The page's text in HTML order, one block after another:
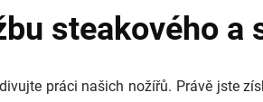
steakového a
práci našich nožířů. Právě jste